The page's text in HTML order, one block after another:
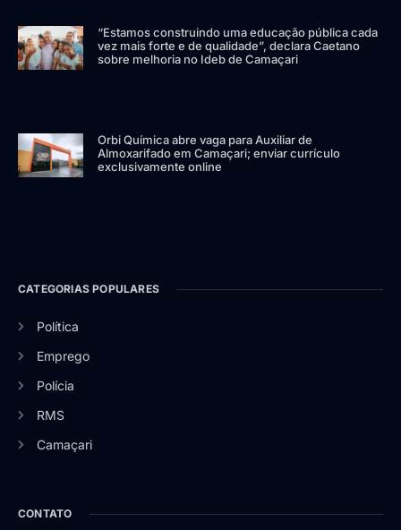
“Estamos construindo uma educação pública cada
vez mais forte e de qualidade”, declara Caetano
sobre melhoria no Ideb de Camaçari
Orbi Química abre vaga para Auxiliar de
Almoxarifado em Camaçari; enviar currículo
exclusivamente online
CATEGORIAS POPULARES
Política
Emprego
Polícia
RMS
Camaçari
CONTATO